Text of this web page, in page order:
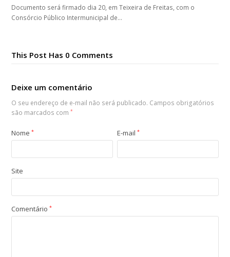
Documento será firmado dia 20, em Teixeira de Freitas, com o
Consórcio Público Intermunicipal de…
This Post Has 0 Comments
Deixe um comentário
O seu endereço de e-mail não será publicado. Campos obrigatórios
são marcados com*
Nome* E-mail*
Site
Comentário*